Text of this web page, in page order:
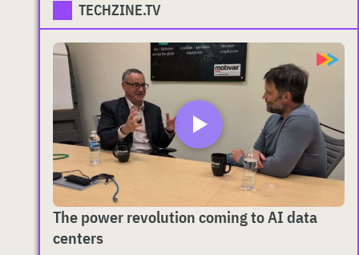
TECHZINE.TV
The power revolution coming to AI data
centers